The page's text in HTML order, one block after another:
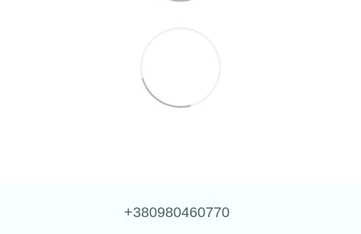
+380980460770